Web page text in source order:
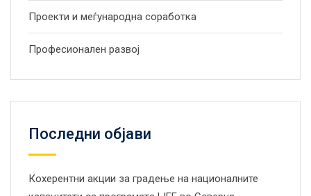
Проекти и меѓународна соработка
Професионален развој
Последни објави
Кохерентни акции за градење на националните